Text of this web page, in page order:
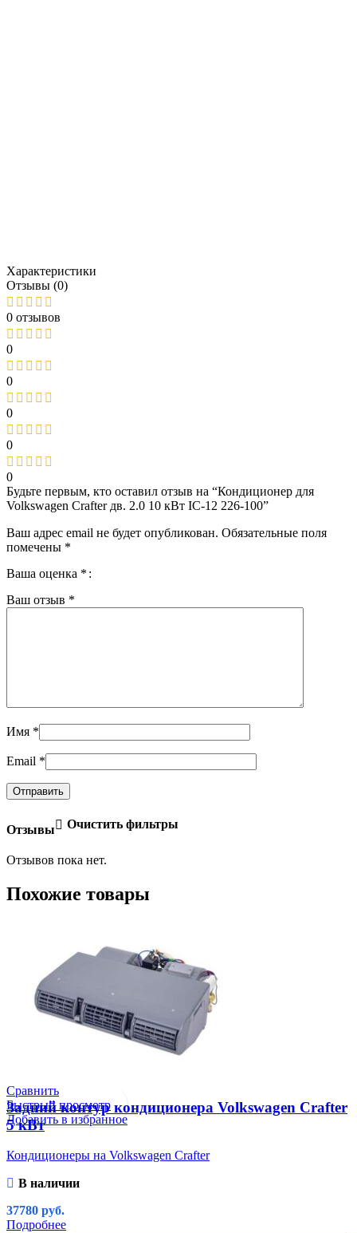
Характеристики
Отзывы (0)
0 отзывов
0
0
0
0
0
Отзывы Очистить фильтры
Отзывов пока нет.
Будьте первым, кто оставил отзыв на “Кондиционер для
Volkswagen Crafter дв. 2.0 10 кВт IC-12 226-100”
Ваш адрес email не будет опубликован. Обязательные поля
помечены *
Ваша оценка *
Ваш отзыв *
Имя *
Email *
Похожие товары
Сравнить
Быстрый просмотр
Добавить в избранное
Задний контур кондиционера Volkswagen Crafter
5 кВт
Кондиционеры на Volkswagen Crafter
В наличии
37780 руб.
Подробнее